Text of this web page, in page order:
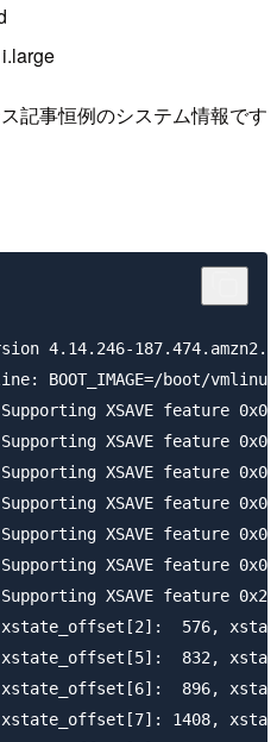
記事恒例のシステム情報です
4.14.246-
BOOT_IMAGE=/boot/
XSAVE feature
XSAVE feature
XSAVE feature
XSAVE feature
XSAVE feature
XSAVE feature
XSAVE feature
576,
832,
896,
1408,